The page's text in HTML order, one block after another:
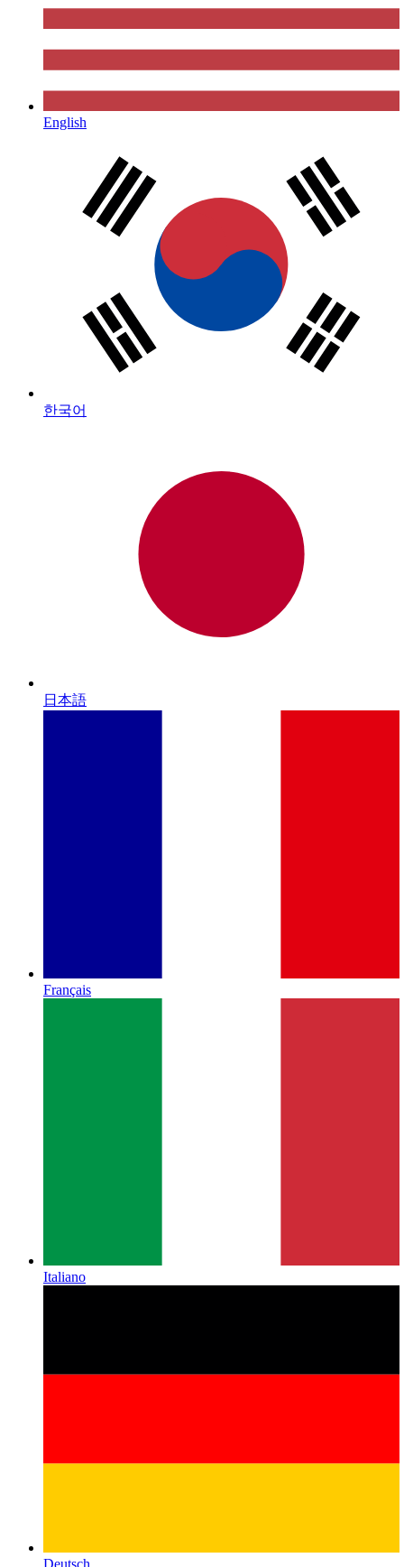
English
한국어
日本語
Français
Italiano
Deutsch